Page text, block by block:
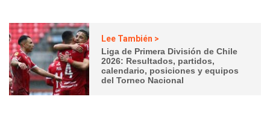
Lee También >
Liga de Primera División de Chile
2026: Resultados, partidos,
calendario, posiciones y equipos
del Torneo Nacional